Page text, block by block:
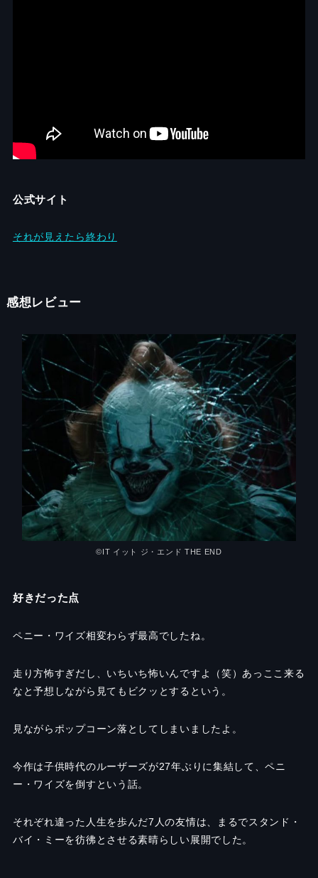
公式サイト
それが見えたら終わり
感想レビュー
©︎IT イット ジ・エンド THE END
好きだった点
ペニー・ワイズ相変わらず最高でしたね。
走り方怖すぎだし、いちいち怖いんですよ（笑）あっここ来る
なと予想しながら見てもビクッとするという。
見ながらポップコーン落としてしまいましたよ。
今作は子供時代のルーザーズが27年ぶりに集結して、ペニ
ー・ワイズを倒すという話。
それぞれ違った人生を歩んだ7人の友情は、まるでスタンド・
バイ・ミーを彷彿とさせる素晴らしい展開でした。